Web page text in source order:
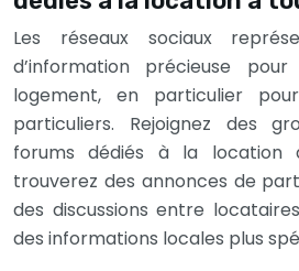
Les réseaux sociaux
d’information précieuse
logement, en particulier
particuliers. Rejoignez des
forums dédiés à la location
trouverez des annonces de
des discussions entre
des informations locales plus